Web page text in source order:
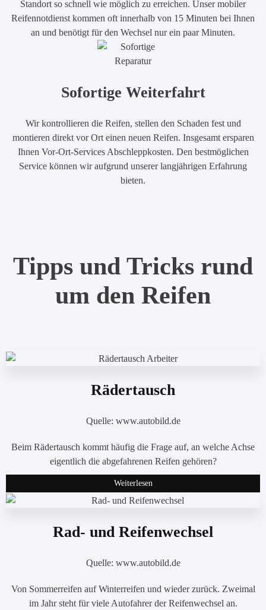
Standort so schnell wie möglich zu erreichen. Unser mobiler
Reifennotdienst kommen oft innerhalb von 15 Minuten bei Ihnen
an und benötigt für den Wechsel nur ein paar Minuten.
Sofortige Weiterfahrt
Wir kontrollieren die Reifen, stellen den Schaden fest und
montieren direkt vor Ort einen neuen Reifen. Insgesamt ersparen
Ihnen Vor-Ort-Services Abschleppkosten. Den bestmöglichen
Service können wir aufgrund unserer langjährigen Erfahrung
bieten.
Tipps und Tricks rund
um den Reifen
Rädertausch
Quelle: www.autobild.de
Beim Rädertausch kommt häufig die Frage auf, an welche Achse
eigentlich die abgefahrenen Reifen gehören?
Weiterlesen
Rad- und Reifenwechsel
Quelle: www.autobild.de
Von Sommerreifen auf Winterreifen und wieder zurück. Zweimal
im Jahr steht für viele Autofahrer der Reifenwechsel an.